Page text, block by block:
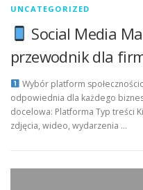
UNCATEGORIZED
Social Media
przewodnik dla
Wybór platform
odpowiednia dla każdego
docelowa: Platforma Typ treści
zdjęcia, wideo, wydarzenia …